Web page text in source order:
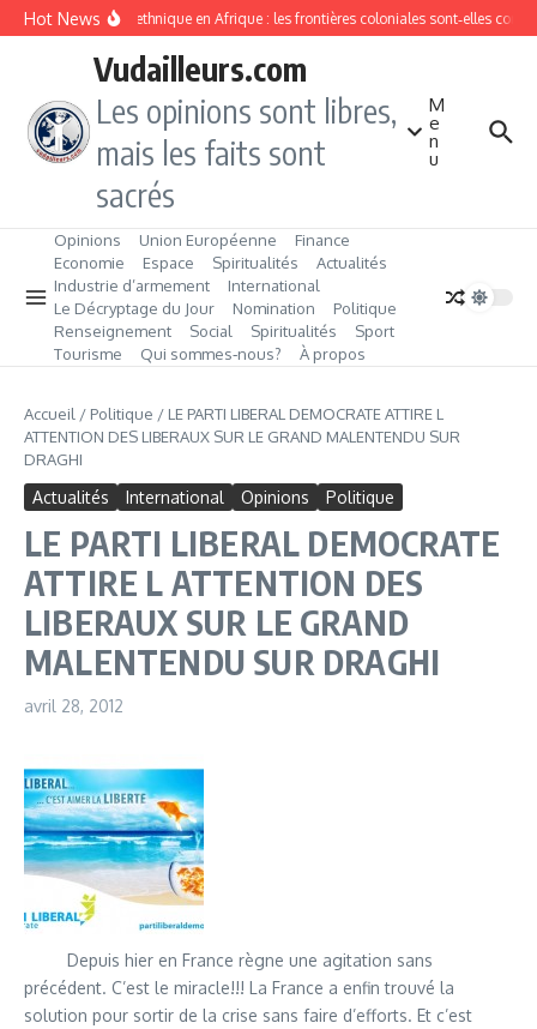
Aller au contenu
Hot NewsDivision ethnique en Afrique : les frontières coloniales sont‑elles
Vudailleurs.com
Les opinions sont libres,
mais les faits sont
sacrés
M
e
n
u
Opinions Union Européenne
Finance
Economie
Espace Spiritualités
Actualités
Industrie d’armement
International
Le Décryptage du Jour
Nomination
Politique
Renseignement
Social Spiritualités
Sport
Tourisme
Qui sommes‑nous? À propos
Accueil / Politique / LE PARTI LIBERAL DEMOCRATE ATTIRE L
ATTENTION DES LIBERAUX SUR LE GRAND MALENTENDU SUR
DRAGHI
Actualités International Opinions Politique
LE PARTI LIBERAL DEMOCRATE
ATTIRE L ATTENTION DES
LIBERAUX SUR LE GRAND
MALENTENDU SUR DRAGHI
avril 28, 2012
Depuis hier en France règne une agitation sans
précédent. C’est le miracle!!! La France a enfin trouvé la
solution pour sortir de la crise sans faire d’efforts. Et c’est